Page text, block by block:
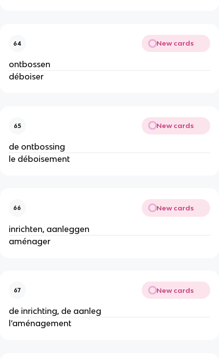
64 New cards
ontbossen
déboiser
65 New cards
de ontbossing
le déboisement
66 New cards
inrichten, aanleggen
aménager
67 New cards
de inrichting, de aanleg
l’aménagement